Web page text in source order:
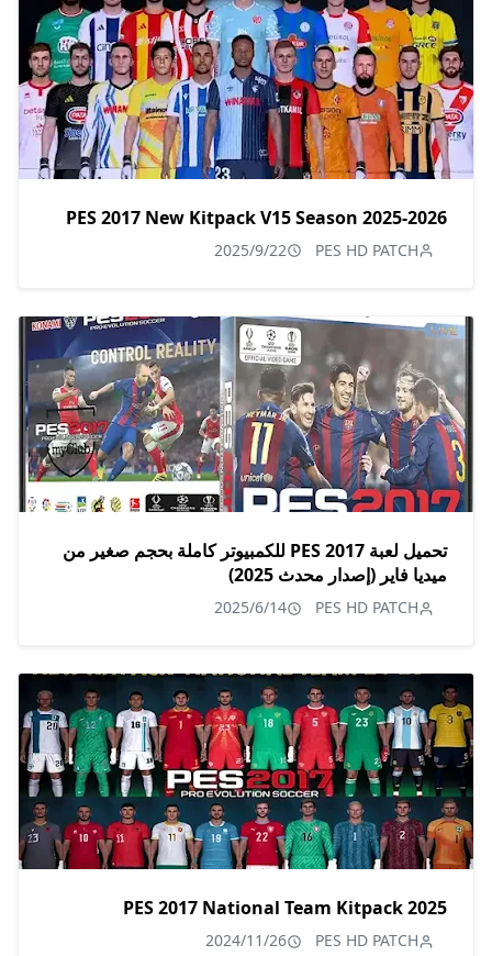
PES 2017 New Kitpack V15 Season 2025-2026
PES HD PATCH
2025/9/22
تحميل لعبة PES 2017 للكمبيوتر كاملة بحجم صغير من
ميديا فاير (إصدار محدث 2025)
PES HD PATCH
2025/6/14
PES 2017 National Team Kitpack 2025
PES HD PATCH
2024/11/26